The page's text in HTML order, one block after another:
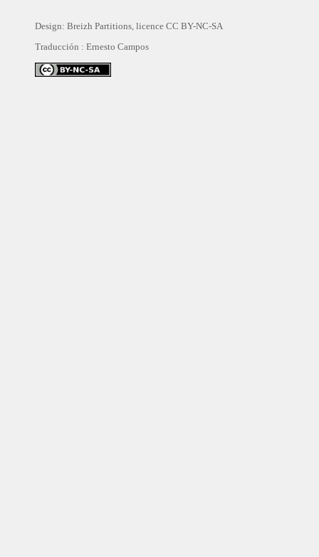
Design: Breizh Partitions, licence CC BY-NC-SA
Traducción : Ernesto Campos